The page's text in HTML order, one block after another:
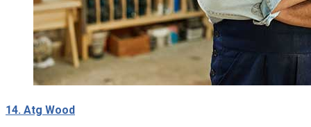
14. Atg Wood